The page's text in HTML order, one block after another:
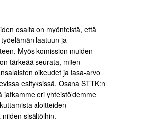
osalta on myönteistä, että
laatuun ja
Myös komission muiden
tärkeää seurata, miten
oikeudet ja tasa-arvo
esityksissä. Osana STTK:n
jatkamme eri yhteistöidemme
aloitteiden
sisältöihin.